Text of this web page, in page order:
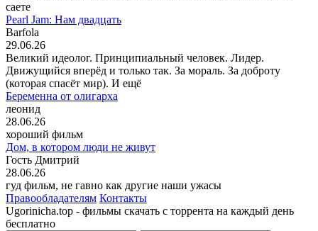
саете
Pearl Jam: Нам двадцать
Barfola
29.06.26
Великий идеолог. Принципиальный человек. Лидер.
Движущийся вперёд и только так. За мораль. За доброту
(которая спасёт мир). И ещё
Беременна от олигарха
леонид
28.06.26
хороший фильм
Дом, в котором люди не живут
Гость Дмитрий
28.06.26
гуд фильм, не гавно как другие наши ужасы
Правообладателям Контакты
Ugorinicha.top - фильмы скачать с торрента на каждый день
бесплатно